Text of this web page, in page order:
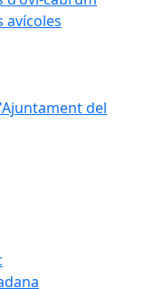
avícoles
del